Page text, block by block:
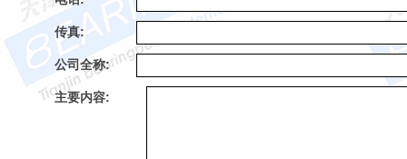
传真:
公司全称:
主要内容: